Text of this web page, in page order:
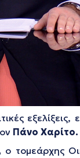
Πάνο Χαρίτο.
ο τομεάρχης